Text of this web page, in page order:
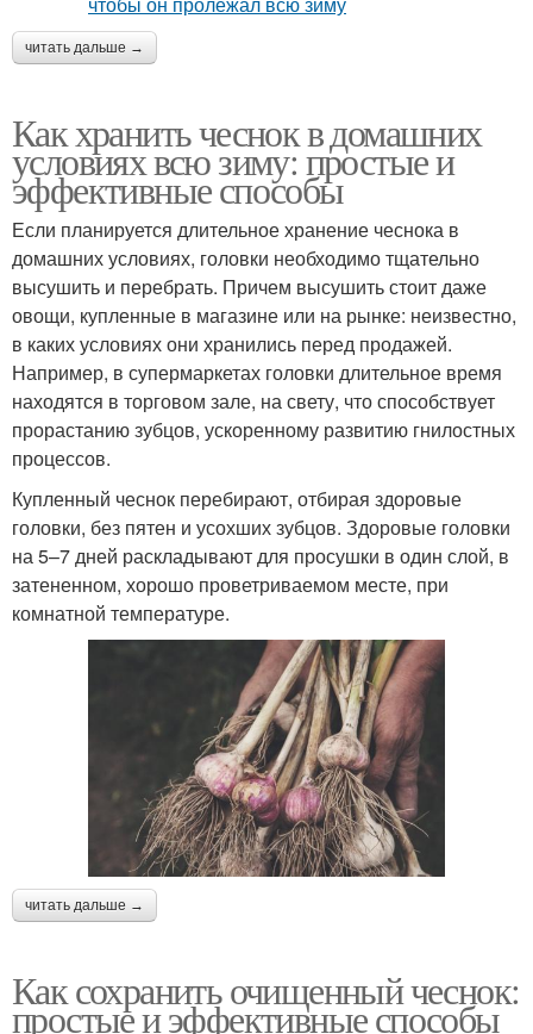
читать дальше →
Как хранить чеснок в домашних
условиях всю зиму: простые и
эффективные способы
Если планируется длительное хранение чеснока в
домашних условиях, головки необходимо тщательно
высушить и перебрать. Причем высушить стоит даже
овощи, купленные в магазине или на рынке: неизвестно,
в каких условиях они хранились перед продажей.
Например, в супермаркетах головки длительное время
находятся в торговом зале, на свету, что способствует
прорастанию зубцов, ускоренному развитию гнилостных
процессов.
Купленный чеснок перебирают, отбирая здоровые
головки, без пятен и усохших зубцов. Здоровые головки
на 5–7 дней раскладывают для просушки в один слой, в
затененном, хорошо проветриваемом месте, при
комнатной температуре.
читать дальше →
Как сохранить очищенный чеснок:
простые и эффективные способы